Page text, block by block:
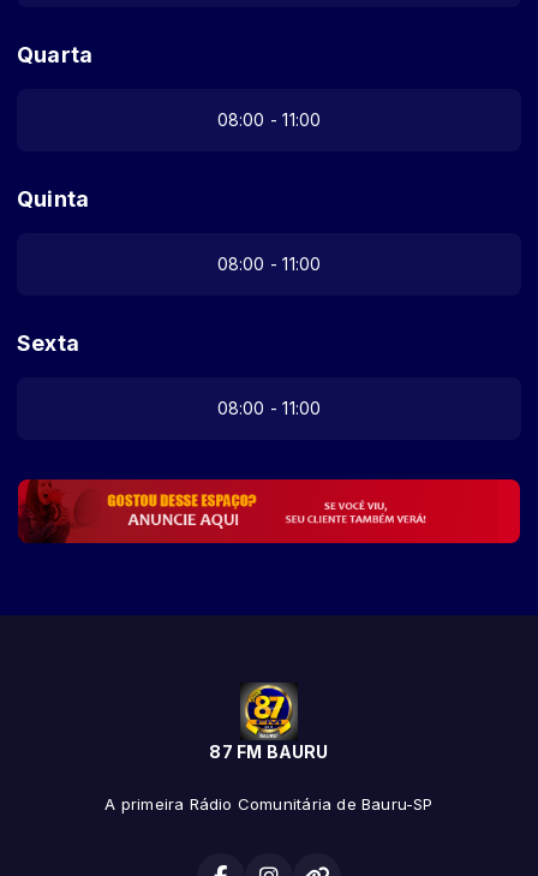
Quarta
08:00 - 11:00
Quinta
08:00 - 11:00
Sexta
08:00 - 11:00
87 FM BAURU
A primeira Rádio Comunitária de Bauru-SP